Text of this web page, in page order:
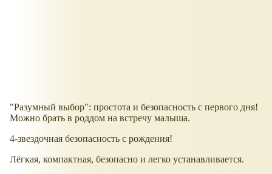
"Разумный выбор": простота и безопасность с первого дня!
Можно брать в роддом на встречу малыша.
4-звездочная безопасность с рождения!
Лёгкая, компактная, безопасно и легко устанавливается.